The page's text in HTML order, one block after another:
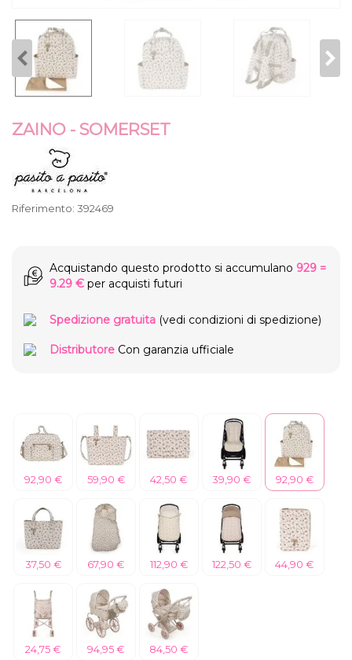
ZAINO - SOMERSET
Riferimento: 392469
Acquistando questo prodotto si accumulano 929 =
9.29 € per acquisti futuri
Spedizione gratuita (vedi condizioni di spedizione)
Distributore Con garanzia ufficiale
92,90 € 59,90 € 42,50 € 39,90 € 92,90 €
37,50 € 67,90 € 112,90 € 122,50 € 44,90 €
24,75 € 94,95 € 84,50 €